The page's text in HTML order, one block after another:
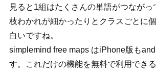
見ると1組はたくさんの単語がつながっ
枝わかれが細かったりとクラスごとに
白いですね。
simplemind free maps はiPhone版も
す。これだけの機能を無料で利用でき